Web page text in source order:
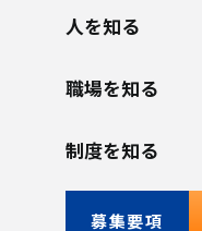
人を知る
職場を知る
制度を知る
募集要項